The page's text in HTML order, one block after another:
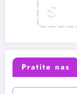
Pratite nas